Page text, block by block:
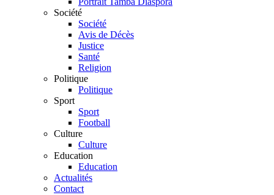
Société
Société
Avis de Décès
Justice
Santé
Religion
Politique
Politique
Sport
Sport
Football
Culture
Culture
Education
Education
Actualités
Contact